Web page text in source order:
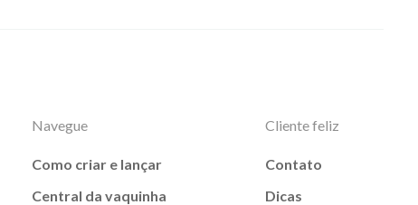
Navegue
Como criar e lançar
Central da vaquinha
Cliente feliz
Contato
Dicas